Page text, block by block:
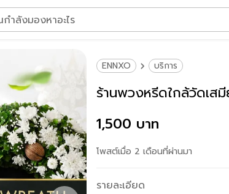
ำลังมองหาอะไร
ENNXO บริการ
ร้านพวงหรีดใกล้วัดเส
1,500 บาท
โพสต์เมื่อ 2 เดือนที่ผ่านมา
รายละเอียด